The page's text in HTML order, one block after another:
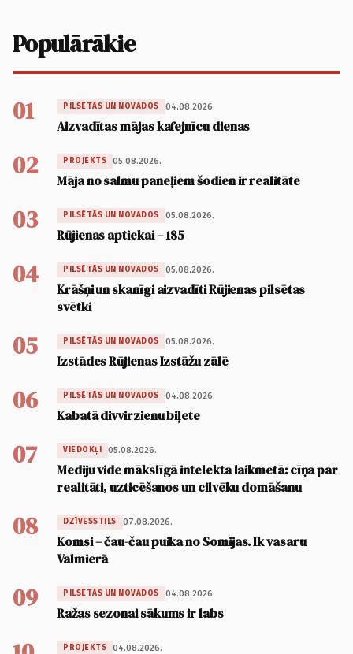
Populārākie
01 PILSĒTĀS UN NOVADOS 04.08.2026.
Aizvadītas mājas kafejnīcu dienas
02 PROJEKTS 05.08.2026.
Māja no salmu paneļiem šodien ir realitāte
03 PILSĒTĀS UN NOVADOS 05.08.2026.
Rūjienas aptiekai – 185
04 PILSĒTĀS UN NOVADOS 05.08.2026.
Krāšņi un skanīgi aizvadīti Rūjienas pilsētas
svētki
05 PILSĒTĀS UN NOVADOS 05.08.2026.
Izstādes Rūjienas Izstāžu zālē
06 PILSĒTĀS UN NOVADOS 04.08.2026.
Kabatā divvirzienu biļete
07 VIEDOKĻI 05.08.2026.
Mediju vide mākslīgā intelekta laikmetā: cīņa par
realitāti, uzticēšanos un cilvēku domāšanu
08 DZĪVESSTILS 07.08.2026.
Komsi – čau-čau puika no Somijas. Ik vasaru
Valmierā
09 PILSĒTĀS UN NOVADOS 04.08.2026.
Ražas sezonai sākums ir labs
PROJEKTS 04.08.2026.